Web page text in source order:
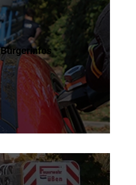
Bürgerinfos